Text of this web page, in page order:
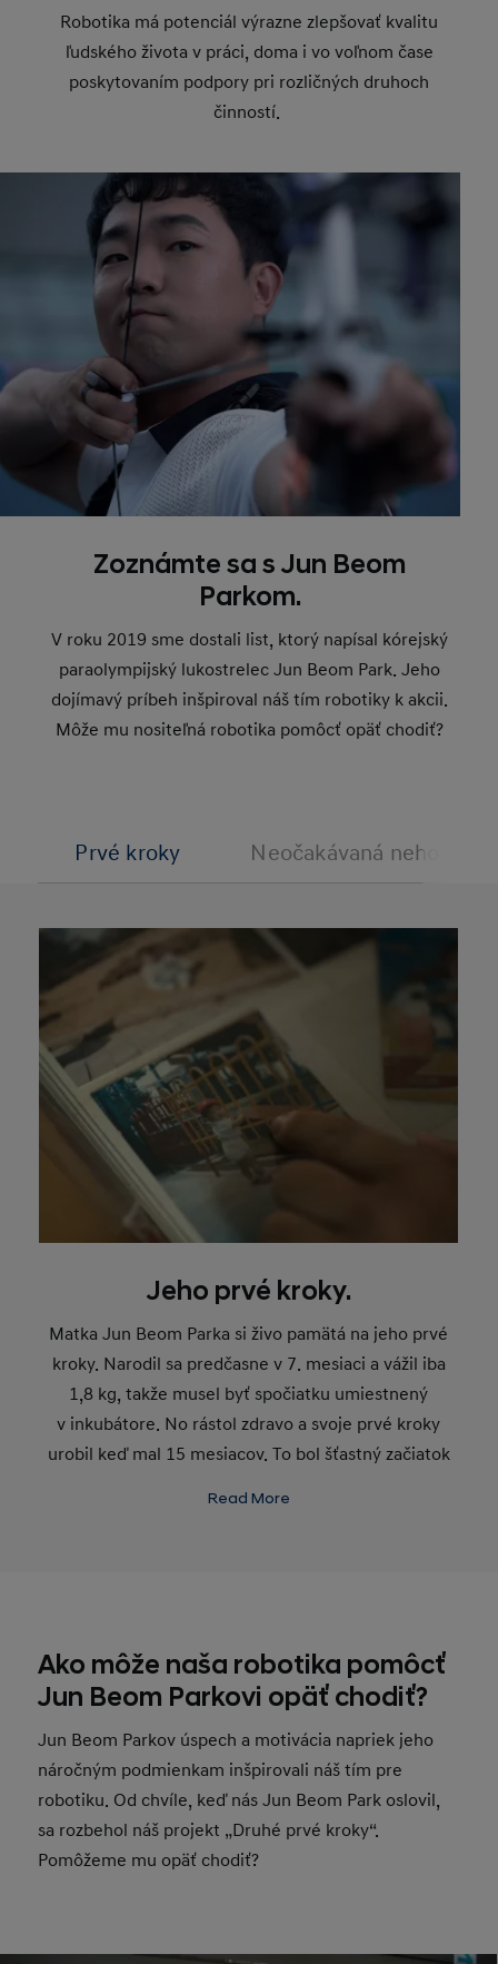
Robotika má potenciál výrazne zlepšovať kvalitu
ľudského života v práci, doma i vo voľnom čase
poskytovaním podpory pri rozličných druhoch
činností.
Zoznámte sa s Jun Beom
Parkom.
V roku 2019 sme dostali list, ktorý napísal kórejský
paraolympijský lukostrelec Jun Beom Park. Jeho
dojímavý príbeh inšpiroval náš tím robotiky k akcii.
Môže mu nositeľná robotika pomôcť opäť chodiť?
Prvé kroky Neočakávaná nehoda
Jeho prvé kroky.
Matka Jun Beom Parka si živo pamätá na jeho prvé
kroky. Narodil sa predčasne v 7. mesiaci a vážil iba
1,8 kg, takže musel byť spočiatku umiestnený
v inkubátore. No rástol zdravo a svoje prvé kroky
urobil keď mal 15 mesiacov. To bol šťastný začiatok
Read More
Ako môže naša robotika pomôcť
Jun Beom Parkovi opäť chodiť?
Jun Beom Parkov úspech a motivácia napriek jeho
náročným podmienkam inšpirovali náš tím pre
robotiku. Od chvíle, keď nás Jun Beom Park oslovil,
sa rozbehol náš projekt „Druhé prvé kroky“.
Pomôžeme mu opäť chodiť?